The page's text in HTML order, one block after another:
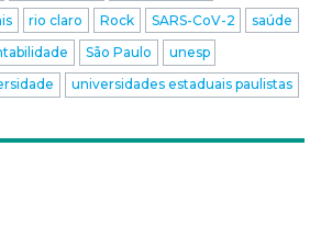
rio claro Rock SARS-CoV-2
saúde
São Paulo
unesp
universidades estaduais paulistas